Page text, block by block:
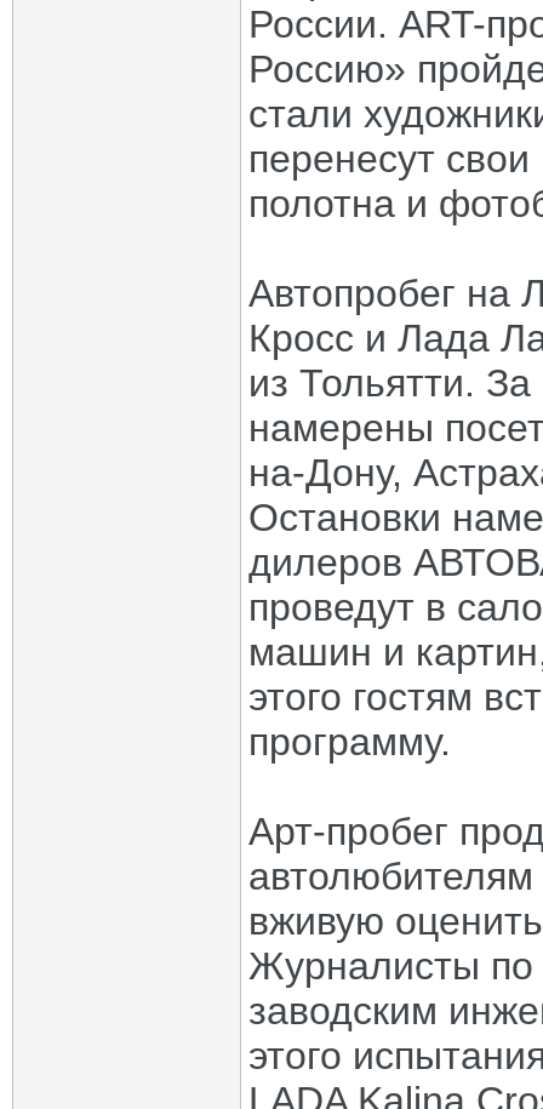
России. ART-
Россию»
стали
перенесут
полотна и
Автопробег на
Кросс и Лада
из Тольятти.
намерены
на-Дону,
Остановки
дилеров
проведут в
машин и
этого гостям
программу.
Арт-пробег
вживую
Журналисты по
заводским
этого